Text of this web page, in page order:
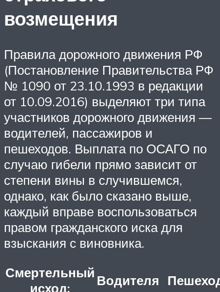
возмещения
Правила дорожного движения РФ
(Постановление Правительства РФ
№ 1090 от 23.10.1993 в редакции
от 10.09.2016) выделяют три типа
участников дорожного движения —
водителей, пассажиров и
пешеходов. Выплата по ОСАГО по
случаю гибели прямо зависит от
степени вины в случившемся,
однако, как было сказано выше,
каждый вправе воспользоваться
правом гражданского иска для
взыскания с виновника.
Смертельный
исход:
Водителя